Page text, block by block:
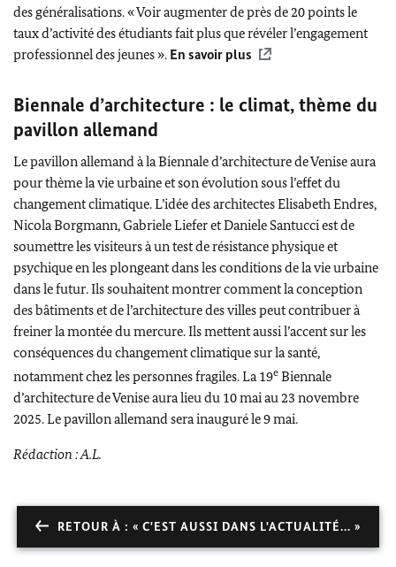
des généralisations. « Voir augmenter de près de 20 points le
taux d’activité des étudiants fait plus que révéler l’engagement
professionnel des jeunes ». En savoir plus
Biennale d’architecture : le climat, thème du
pavillon allemand
Le pavillon allemand à la Biennale d’architecture de Venise aura
pour thème la vie urbaine et son évolution sous l’effet du
changement climatique. L’idée des architectesElisabeth Endres,
Nicola Borgmann,Gabriele LieferetDaniele Santucciest de
soumettre les visiteurs à un test de résistance physique et
psychique en les plongeant dans les conditions de la vie urbaine
dans le futur. Ils souhaitent montrer comment la conception
des bâtiments et de l’architecture des villes peut contribuer à
freiner la montée du mercure. Ils mettent aussi l’accent sur les
conséquences du changement climatique sur la santé,
notamment chez les personnes fragiles. La 19eBiennale
d’architecture de Venise aura lieu du 10 mai au 23 novembre
2025. Le pavillon allemand sera inauguré le 9 mai.
Rédaction : A.L.
RETOUR À : « C'EST AUSSI DANS L'ACTUALITÉ... »